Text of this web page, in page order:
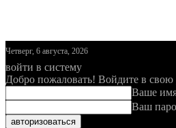
Четверг, 6 августа, 2026
войти в систему
Добро пожаловать! Войдите в свою
Ваше имя
Ваш